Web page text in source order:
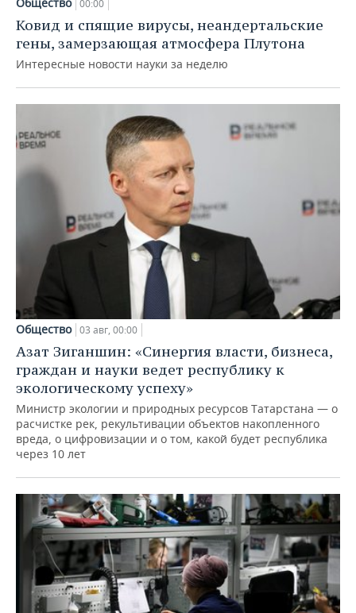
00:00
Ковид и спящие вирусы, неандертальские
гены, замерзающая атмосфера Плутона
Интересные новости науки за неделю
Общество 03 авг, 00:00
Азат Зиганшин: «Синергия власти, бизнеса,
граждан и науки ведет республику к
экологическому успеху»
Министр экологии и природных ресурсов Татарстана — о
расчистке рек, рекультивации объектов накопленного
вреда, о цифровизации и о том, какой будет республика
через 10 лет